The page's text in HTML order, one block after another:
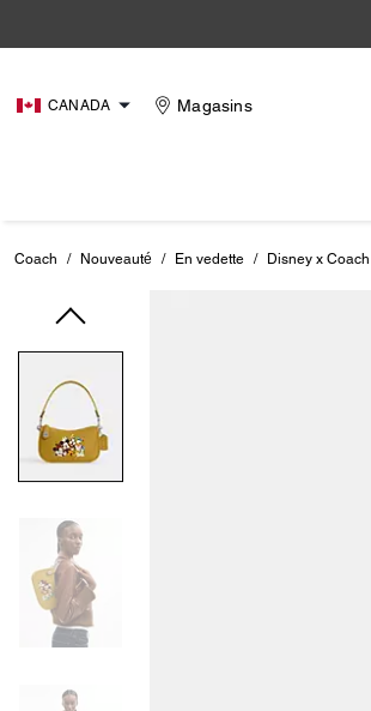
CANADA Magasins
Coach / Nouveauté / En vedette / Disney x Coach